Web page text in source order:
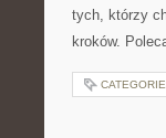
tych, którzy
kroków.